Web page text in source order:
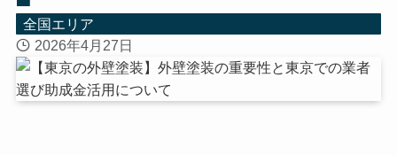
全国エリア
2026年4月27日